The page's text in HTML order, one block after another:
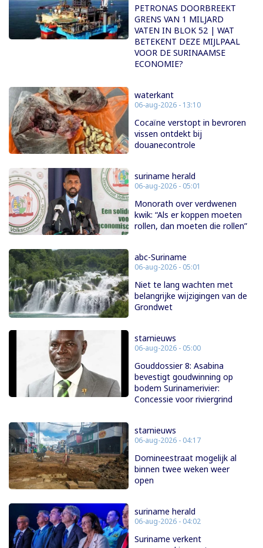
PETRONAS DOORBREEKT
GRENS VAN 1 MILJARD
VATEN IN BLOK 52 | WAT
BETEKENT DEZE MIJLPAAL
VOOR DE SURINAAMSE
ECONOMIE?
waterkant
06-aug-2026 - 13:10
Cocaïne verstopt in bevroren
vissen ontdekt bij
douanecontrole
suriname herald
06-aug-2026 - 05:01
Monorath over verdwenen
kwik: “Als er koppen moeten
rollen, dan moeten die rollen”
abc-Suriname
06-aug-2026 - 05:01
Niet te lang wachten met
belangrijke wijzigingen van de
Grondwet
starnieuws
06-aug-2026 - 05:00
Gouddossier 8: Asabina
bevestigt goudwinning op
bodem Surinamerivier:
Concessie voor riviergrind
starnieuws
06-aug-2026 - 04:17
Domineestraat mogelijk al
binnen twee weken weer
open
suriname herald
06-aug-2026 - 04:02
Suriname verkent